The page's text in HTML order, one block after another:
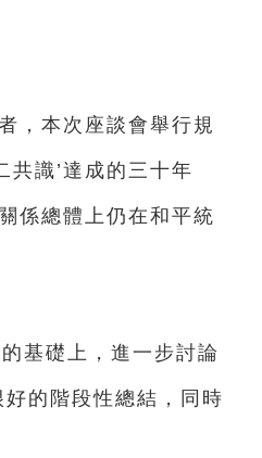
本次座談會舉行規
共識’達成的三十年
係總體上仍在和平統
基礎上，進一步討論
的階段性總結，同時